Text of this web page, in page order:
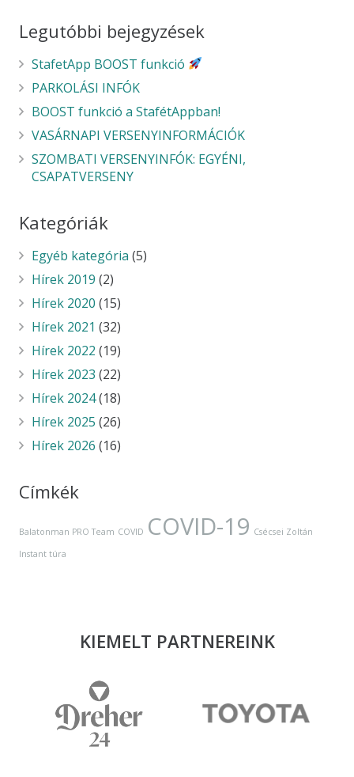
Legutóbbi bejegyzések
StafetApp BOOST funkció
PARKOLÁSI INFÓK
BOOST funkció a StafétAppban!
VASÁRNAPI VERSENYINFORMÁCIÓK
SZOMBATI VERSENYINFÓK: EGYÉNI,
CSAPATVERSENY
Kategóriák
Egyéb kategória (5)
Hírek 2019 (2)
Hírek 2020 (15)
Hírek 2021 (32)
Hírek 2022 (19)
Hírek 2023 (22)
Hírek 2024(18)
Hírek 2025 (26)
Hírek 2026 (16)
Címkék
Balatonman PRO Team COVID COVID-19 Csécsei Zoltán
Instant túra
KIEMELT PARTNEREINK